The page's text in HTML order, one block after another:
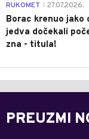
RUKOMET 27.07.2026.
Borac krenuo jako
jedva dočekali
zna - titula!
PREUZMI